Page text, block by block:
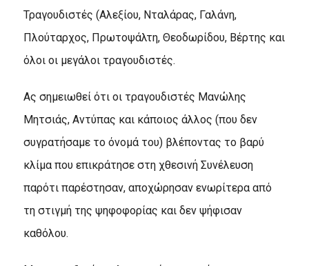
Τραγουδιστές (Αλεξίου, Νταλάρας, Γαλάνη,
Πλούταρχος, Πρωτοψάλτη, Θεοδωρίδου, Βέρτης και
όλοι οι μεγάλοι τραγουδιστές.
Aς σημειωθεί ότι οι τραγουδιστές Μανώλης
Μητσιάς, Αντύπας και κάποιος άλλος (που δεν
συγρατήσαμε το όνομά του) βλέποντας το βαρύ
κλίμα που επικράτησε στη χθεσινή Συνέλευση
παρότι παρέστησαν, αποχώρησαν ενωρίτερα από
τη στιγμή της ψηφοφορίας και δεν ψήφισαν
καθόλου.